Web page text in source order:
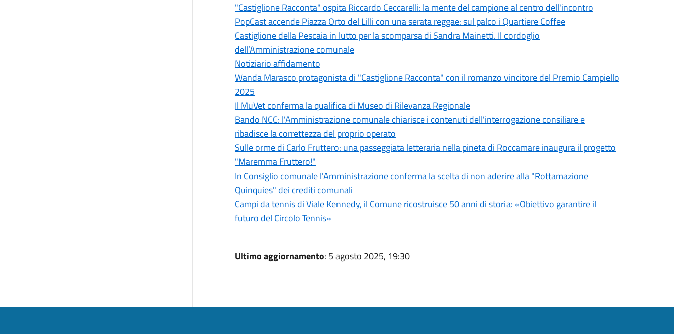
"Castiglione Racconta" ospita Riccardo Ceccarelli: la mente del campione al centro dell'incontro
PopCast accende Piazza Orto del Lilli con una serata reggae: sul palco i Quartiere Coffee
Castiglione della Pescaia in lutto per la scomparsa di Sandra Mainetti. Il cordoglio
dell’Amministrazione comunale
Notiziario affidamento
Wanda Marasco protagonista di "Castiglione Racconta" con il romanzo vincitore del Premio Campiello
2025
Il MuVet conferma la qualifica di Museo di Rilevanza Regionale
Bando NCC: l'Amministrazione comunale chiarisce i contenuti dell'interrogazione consiliare e
ribadisce la correttezza del proprio operato
Sulle orme di Carlo Fruttero: una passeggiata letteraria nella pineta di Roccamare inaugura il progetto
"Maremma Fruttero!"
In Consiglio comunale l'Amministrazione conferma la scelta di non aderire alla "Rottamazione
Quinquies" dei crediti comunali
Campi da tennis di Viale Kennedy, il Comune ricostruisce 50 anni di storia: «Obiettivo garantire il
futuro del Circolo Tennis»
Ultimo aggiornamento: 5 agosto 2025, 19:30